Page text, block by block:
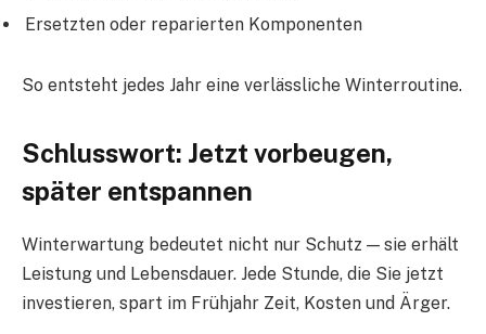
Ersetzten oder reparierten Komponenten
So entsteht jedes Jahr eine verlässliche Winterroutine.
Schlusswort: Jetzt vorbeugen,
später entspannen
Winterwartung bedeutet nicht nur Schutz — sie erhält
Leistung und Lebensdauer. Jede Stunde, die Sie jetzt
investieren, spart im Frühjahr Zeit, Kosten und Ärger.